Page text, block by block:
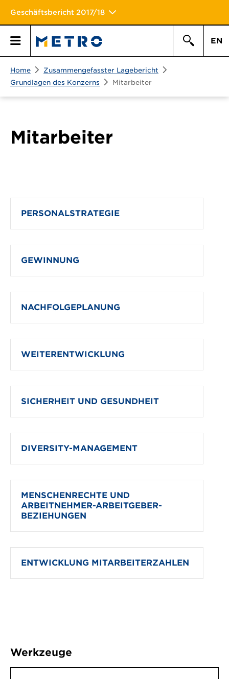
Geschäftsbericht 2017/18
Hauptmen\u00fc
EN
Home
Zusammengefasster Lagebericht
Grundlagen des Konzerns
Mitarbeiter
Mitarbeiter
PERSONALSTRATEGIE
GEWINNUNG
NACHFOLGEPLANUNG
WEITERENTWICKLUNG
SICHERHEIT UND GESUNDHEIT
DIVERSITY-MANAGEMENT
MENSCHENRECHTE UND
ARBEITNEHMER-ARBEITGEBER-
BEZIEHUNGEN
ENTWICKLUNG MITARBEITERZAHLEN
Werkzeuge